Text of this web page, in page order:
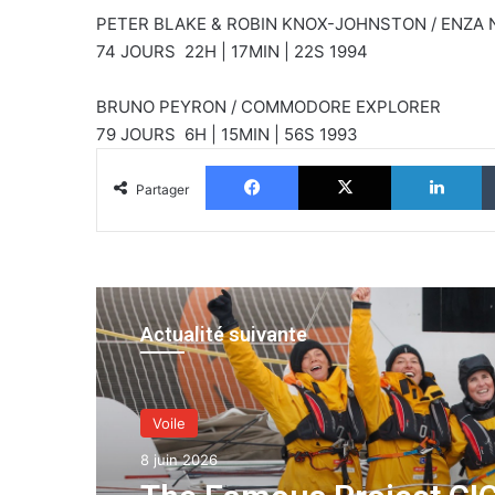
PETER BLAKE & ROBIN KNOX-JOHNSTON / ENZA
74 JOURS 22H | 17MIN | 22S 1994
BRUNO PEYRON / COMMODORE EXPLORER
79 JOURS 6H | 15MIN | 56S 1993
Partager
Facebook X
Actualité suivante
Voile
8 juin 2026